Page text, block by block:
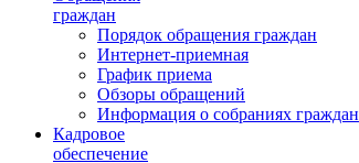
граждан
Порядок обращения граждан
Интернет-приемная
График приема
Обзоры обращений
Информация о собраниях граждан
Кадровое
обеспечение